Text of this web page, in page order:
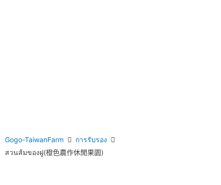
Gogo-TaiwanFarm
การรับรอง
สวนส้มของฝู(橙色農作休閒果園)